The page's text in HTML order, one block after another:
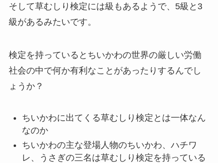
そして草むしり検定には級もあるようで、5級と3
級があるみたいです。
検定を持っているとちいかわの世界の厳しい労働
社会の中で何か有利なことがあったりするんでし
ょうか？
ちいかわに出てくる草むしり検定とは一体なん
なのか
ちいかわの主な登場人物のちいかわ、ハチワ
レ、うさぎの三名は草むしり検定を持っている